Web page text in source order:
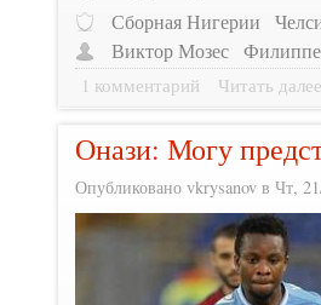
Сборная Нигерии
Виктор Мозес
1 комментарий Читать
Онази: Могу
Опубликовано vkrysanov в Чт,